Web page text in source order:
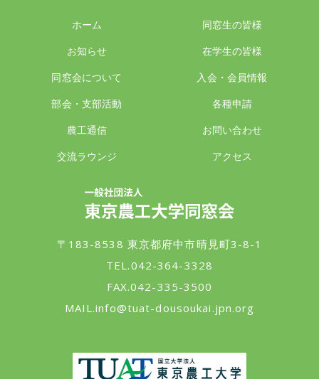
ホーム
お知らせ
同窓会について
部会・支部活動
農工通信
交流ラウンジ
同窓生の皆様
在学生の皆様
入会・会員情報
各種申請
お問い合わせ
アクセス
〒183-8538 東京都府中市晴見町3-8-1
TEL.042-364-3328
FAX.042-335-3500
MAIL.info@tuat-dousoukai.jpn.org